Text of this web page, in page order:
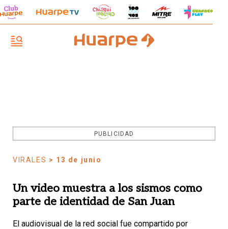
PUBLICIDAD
VIRALES > 13 de junio
Un video muestra a los sismos como
parte de identidad de San Juan
El audiovisual de la red social fue compartido por